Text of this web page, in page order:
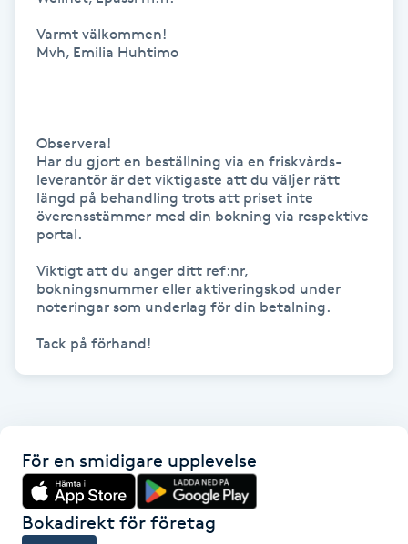
Hollywood Peel
Hot yoga
Hudföryngring
Hudvård
Hypnos
Hårborttagning
Varmt välkommen!
Mvh, Emilia Huhtimo
Observera!
Har du gjort en beställning via en friskvårds-
leverantör är det viktigaste att du väljer rätt
längd på behandling trots att priset inte
överensstämmer med din bokning via respektive
portal.
Viktigt att du anger ditt ref:nr,
bokningsnummer eller aktiveringskod under
noteringar som underlag för din betalning.
Tack på förhand!
För en smidigare upplevelse
Bokadirekt för företag